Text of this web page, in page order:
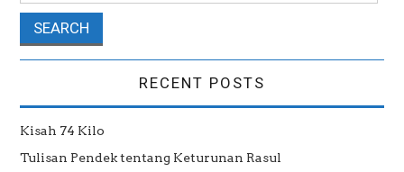
RECENT POSTS
Kisah 74 Kilo
Tulisan Pendek tentang Keturunan Rasul